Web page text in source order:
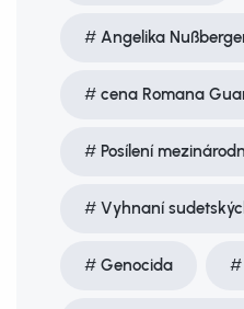
Angelika
cena Romana
Posílení
Vyhnaní
Genocida